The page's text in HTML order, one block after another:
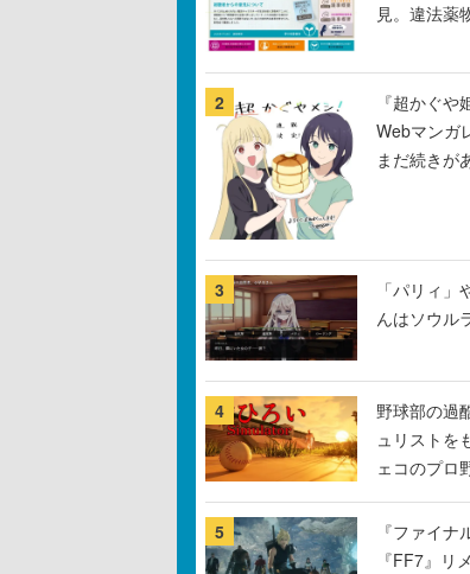
見。違法薬
2
『超かぐ
Webマンガ
まだ続きが
3
「パリィ
んはソウル
4
野球部の過
ュリストを
ェコのプロ
5
『ファイ
『FF7』リ